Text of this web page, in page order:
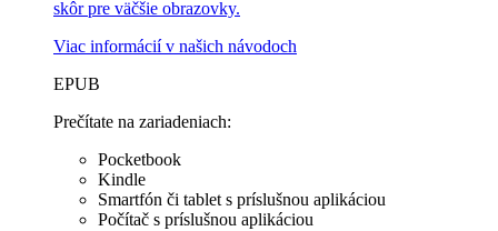
skôr pre väčšie obrazovky.
Viac informácií v našich návodoch
EPUB
Prečítate na zariadeniach:
Pocketbook
Kindle
Smartfón či tablet s príslušnou aplikáciou
Počítač s príslušnou aplikáciou